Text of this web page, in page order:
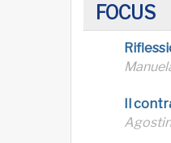
FOCUS
Il